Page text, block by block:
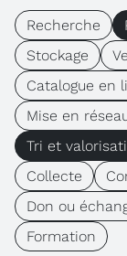
Recherche
Stockage
Catalogue en
Mise en
Tri et
Collecte
Don ou
Formation